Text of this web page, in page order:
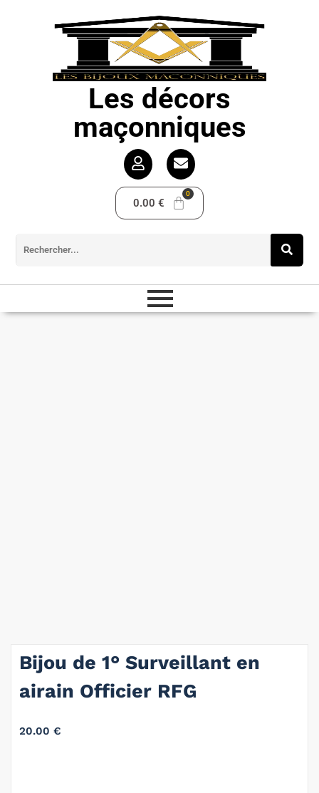
Les décors
maçonniques
0.00 €
Bijou de 1° Surveillant en
airain Officier RFG
20.00 €